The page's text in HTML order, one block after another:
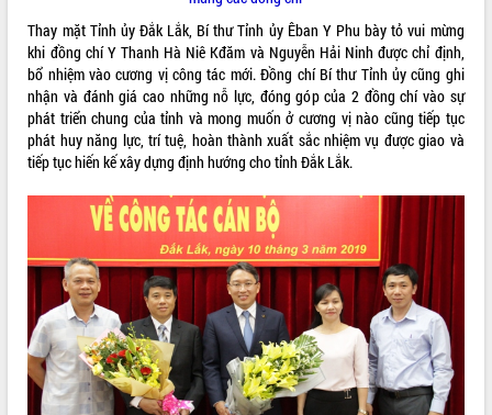
Đắk Lắk rà soát, điều chỉnh Đề án 190
về phát triển nuôi trồng thủy sản
Phó Chủ tịch UBND tỉnh Đắk Lắk
Trương Công Thái kiểm tra thực địa
Dự án cao tốc Khánh Hòa - Buôn Ma
Thuột
sản sống” trong dòng chảy toàn cầu
Xây dựng nông thôn mới: Nâng cao đời
sống người dân từ những mô hình thiết
thực
Quyết liệt tháo gỡ vướng mắc, đẩy
nhanh tiến độ các dự án trọng điểm
trong Khu kinh tế Nam Phú Yên
Hòn Yến phát triển du lịch gắn với bảo
tồn biển
Thay mặt Tỉnh ủy Đắk Lắk, Bí thư Tỉnh ủy Êban Y Phu bày tỏ vui mừng
khi đồng chí Y Thanh Hà Niê Kđăm và Nguyễn Hải Ninh được chỉ định,
bổ nhiệm vào cương vị công tác mới. Đồng chí Bí thư Tỉnh ủy cũng ghi
nhận và đánh giá cao những nỗ lực, đóng góp của 2 đồng chí vào sự
phát triển chung của tỉnh và mong muốn ở cương vị nào cũng tiếp tục
phát huy năng lực, trí tuệ, hoàn thành xuất sắc nhiệm vụ được giao và
tiếp tục hiến kế xây dựng định hướng cho tỉnh Đắk Lắk.